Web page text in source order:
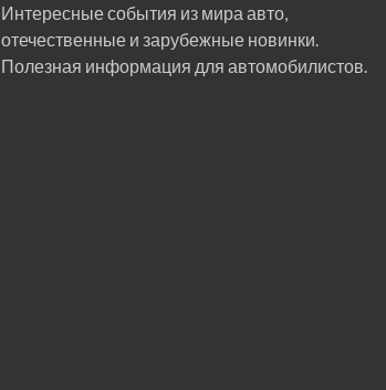
Интересные события из мира авто,
отечественные и зарубежные новинки.
Полезная информация для автомобилистов.